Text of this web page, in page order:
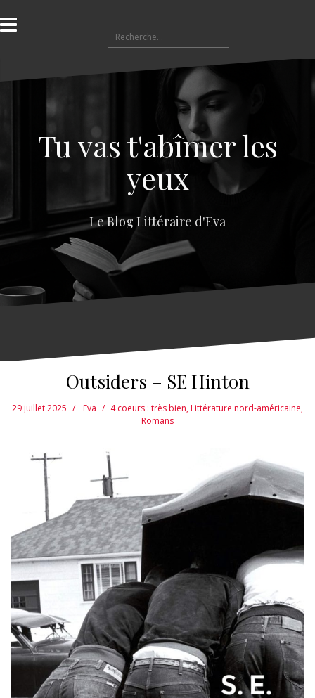
l
a
e
e
Tu vas t'abîmer les
yeux
Le Blog Littéraire d'Eva
Outsiders – SE Hinton
29 juillet 2025 Eva 4 coeurs : très bien,Littérature nord-américaine,
Romans